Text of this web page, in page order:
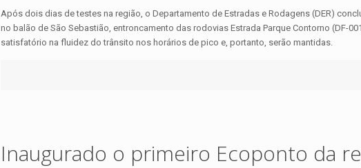
Após dois dias de testes na região, o Departamento de Estradas e Rodagens (DER)
no balão de São Sebastião, entroncamento das rodovias Estrada Parque Contorno (DF-
satisfatório na fluidez do trânsito nos horários de pico e, portanto, serão mantidas.
Inaugurado o primeiro Ecoponto da